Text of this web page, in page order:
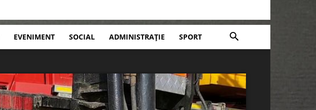
EVENIMENT SOCIAL ADMINISTRAȚIE SPORT